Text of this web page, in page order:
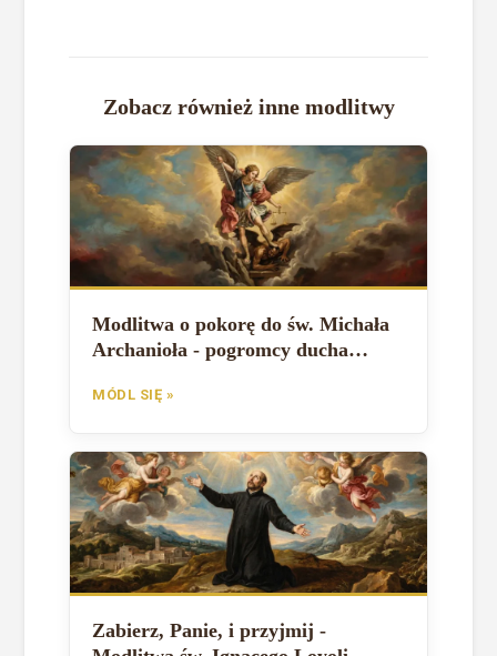
Zobacz również inne modlitwy
Modlitwa o pokorę do św. Michała
Archanioła - pogromcy ducha
MÓDL SIĘ »
Zabierz, Panie, i przyjmij -